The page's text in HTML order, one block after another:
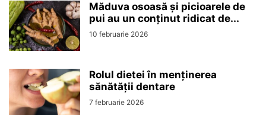
Măduva osoasă și picioarele de
pui au un conținut ridicat de...
10 februarie 2026
Rolul dietei în menținerea
sănătății dentare
7 februarie 2026